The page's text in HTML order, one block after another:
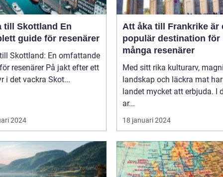
Skottland En
guide för resenärer
Skottland: En omfattande
På jakt efter ett
i det vackra Skot...
2024
Att åka till Frankrike är
populär destination för
många resenärer
Med sitt rika kulturarv,
landskap och läckra mat har
landet mycket att erbjuda. I
ar...
18 januari 2024